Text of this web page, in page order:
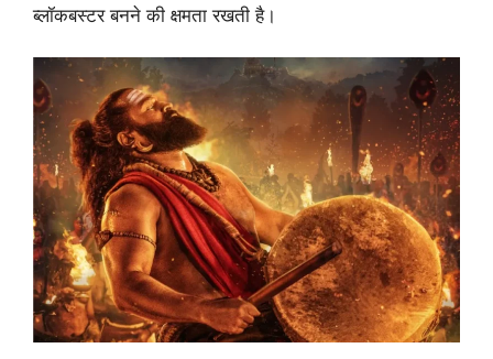
ब्लॉकबस्टर बनने की क्षमता रखती है।